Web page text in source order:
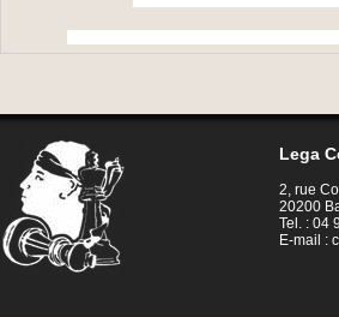
Lega
2, rue
20200
Tel. : 04
E-mail :